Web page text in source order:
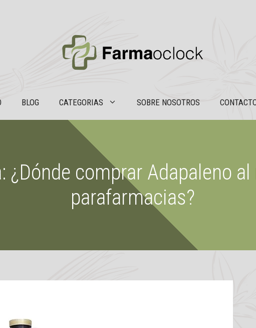
BLOG CATEGORIAS SOBRE NOSOTROS
¿Dónde comprar Adapaleno
parafarmacias?